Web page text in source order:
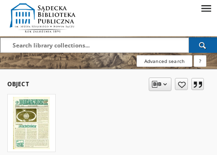
Advanced search ?
OBJECT